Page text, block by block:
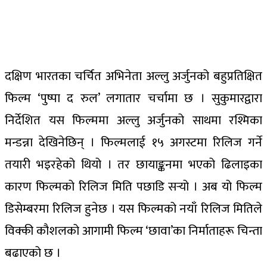
दक्षिण भारतका चर्चित अभिनेता अल्लु अर्जुनको बहुप्रतिक्षित
फिल्म ‘पुष्पा द रुल’ लगातार चर्चामा छ । सुकुमारद्वारा
निर्देशित यस फिल्ममा अल्लु अर्जुनको साथमा रश्मिका
मन्डन्ना देखिनेछिन् । फिल्मलाई १५ अगस्टमा रिलिज गर्ने
तयारी भइरहेको थियो । तर छायाङ्कनमा भएको ढिलाइका
कारण फिल्मको रिलिज मिति पछाडि सर्‍यो । अब यो फिल्म
डिसेम्बरमा रिलिज हुनेछ । यस फिल्मको नयाँ रिलिज मितिले
विक्की कौशलको आगामी फिल्म ‘छावा’का निर्माताहरू चिन्ता
बढाएको छ ।